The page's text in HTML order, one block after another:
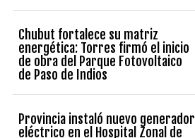
Chubut fortalece su matriz
energética: Torres firmó el inicio
de obra del Parque Fotovoltaico
de Paso de Indios
Provincia instaló nuevo generador
eléctrico en el Hospital Zonal de